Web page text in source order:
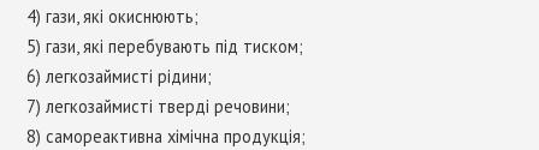
4) гази, які окиснюють;
5) гази, які перебувають під тиском;
6) легкозаймисті рідини;
7) легкозаймисті тверді речовини;
8) самореактивна хімічна продукція;